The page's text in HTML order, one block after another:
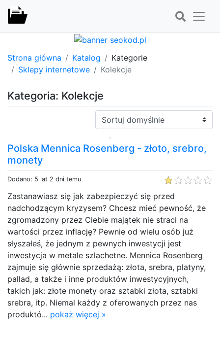
Strona główna Katalog
Kategorie
Sklepy internetowe
Kolekcje
Kategoria: Kolekcje
Sortuj:
Polska Mennica Rosenberg - złoto, srebro,
monety
Dodano: 5 lat 2 dni temu
Zastanawiasz się jak zabezpieczyć się przed
nadchodzącym kryzysem? Chcesz mieć pewność, że
zgromadzony przez Ciebie majątek nie straci na
wartości przez inflację? Pewnie od wielu osób już
słyszałeś, że jednym z pewnych inwestycji jest
inwestycja w metale szlachetne. Mennica Rosenberg
zajmuje się głównie sprzedażą: złota, srebra, platyny,
pallad, a także i inne produktów inwestycyjnych,
takich jak: złote monety oraz sztabki złota, sztabki
srebra, itp. Niemal każdy z oferowanych przez nas
produktó... pokaż więcej »